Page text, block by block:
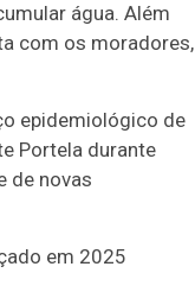
água. Além
com os moradores,
epidemiológico de
Portela durante
de novas
em 2025